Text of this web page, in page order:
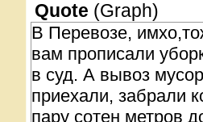
Quote (Graph)
В Перевозе,
вам прописали
в суд. А вывоз
приехали, забрали
пару сотен метров